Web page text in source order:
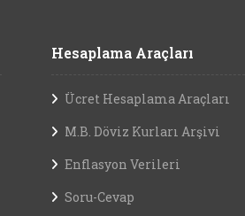
Hesaplama Araçları
Ücret Hesaplama Araçları
M.B. Döviz Kurları Arşivi
Enflasyon Verileri
Soru-Cevap